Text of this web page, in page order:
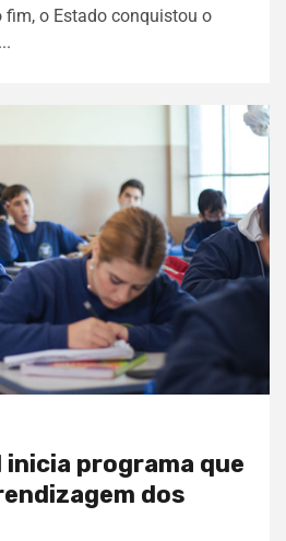
o Estado conquistou o
inicia programa que
dos